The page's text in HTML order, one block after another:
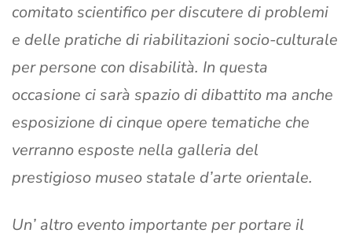
comitato scientifico per discutere di problemi
e delle pratiche di riabilitazioni socio-culturale
per persone con disabilità. In questa
occasione ci sarà spazio di dibattito ma anche
esposizione di cinque opere tematiche che
verranno esposte nella galleria del
prestigioso museo statale d’arte orientale.
Un’ altro evento importante per portare il